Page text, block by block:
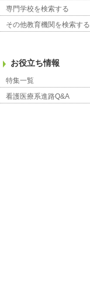
専門学校を検索する
その他教育機関を検索する
お役立ち情報
特集一覧
看護医療系進路Q&A